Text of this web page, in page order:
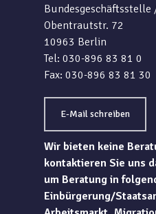
Bundesgeschäftsstelle
Obentrautstr. 72
10963 Berlin
Tel: 030-896 83 81 0
Fax: 030-896 83 81 30
E-Mail schreiben
Wir bieten keine
kontaktieren Sie uns
um Beratung in
Einbürgerung/